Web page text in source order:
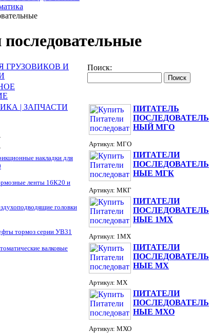
ГРУЗОВИКОВ И
| ЗАПЧАСТИ
накладки для
ленты 16К20 и
головки
тормоз серии УВ31
валковые
Поиск:
ПИТАТЕЛЬ
ПОСЛЕДОВАТЕЛЬ
НЫЙ МГО
Артикул: МГО
ПИТАТЕЛИ
ПОСЛЕДОВАТЕЛЬ
НЫЕ МГК
Артикул: МКГ
ПИТАТЕЛИ
ПОСЛЕДОВАТЕЛЬ
НЫЕ 1МХ
Артикул: 1МХ
ПИТАТЕЛИ
ПОСЛЕДОВАТЕЛЬ
НЫЕ МХ
Артикул: МХ
ПИТАТЕЛИ
ПОСЛЕДОВАТЕЛЬ
НЫЕ МХО
Артикул: МХО